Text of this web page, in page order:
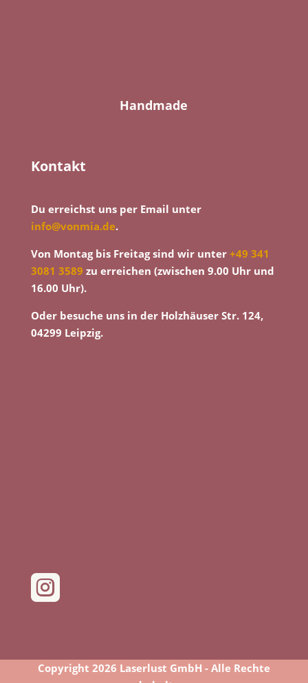
Handmade
Kontakt
Du erreichst uns per Email unter
info@vonmia.de.
Von Montag bis Freitag sind wir unter +49 341
3081 3589 zu erreichen (zwischen 9.00 Uhr und
16.00 Uhr).
Oder besuche uns in der Holzhäuser Str. 124,
04299 Leipzig.

Copyright 2026 Laserlust GmbH - Alle Rechte